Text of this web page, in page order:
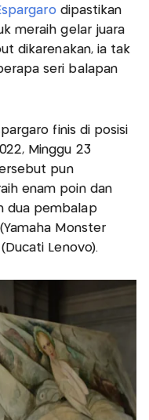
dipastikan
meraih gelar juara
dikarenakan, ia tak
seri balapan
finis di posisi
Minggu 23
pun
enam poin dan
dua pembalap
Monster
Lenovo).